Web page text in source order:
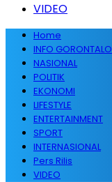
VIDEO
Home
INFO GORONTALO
NASIONAL
POLITIK
EKONOMI
LIFESTYLE
ENTERTAINMENT
SPORT
INTERNASIONAL
Pers Rilis
VIDEO